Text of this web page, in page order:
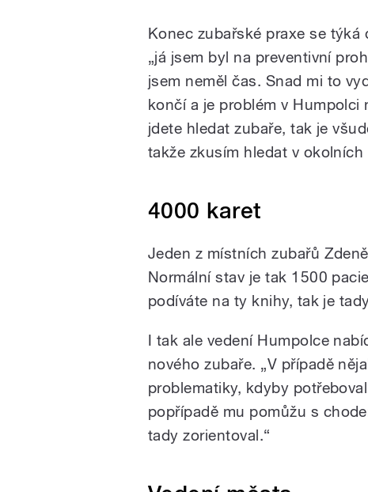
Konec zubařské praxe se týká
„já jsem byl na preventivní
jsem neměl čas. Snad mi to
končí a je problém v
jdete hledat zubaře, tak je
takže zkusím hledat v okolních
4000 karet
Jeden z místních zubařů
Normální stav je tak 1500
podíváte na ty knihy, tak je
I tak ale vedení Humpolce
nového zubaře. „V případě
problematiky, kdyby
popřípadě mu pomůžu s
tady zorientoval.“